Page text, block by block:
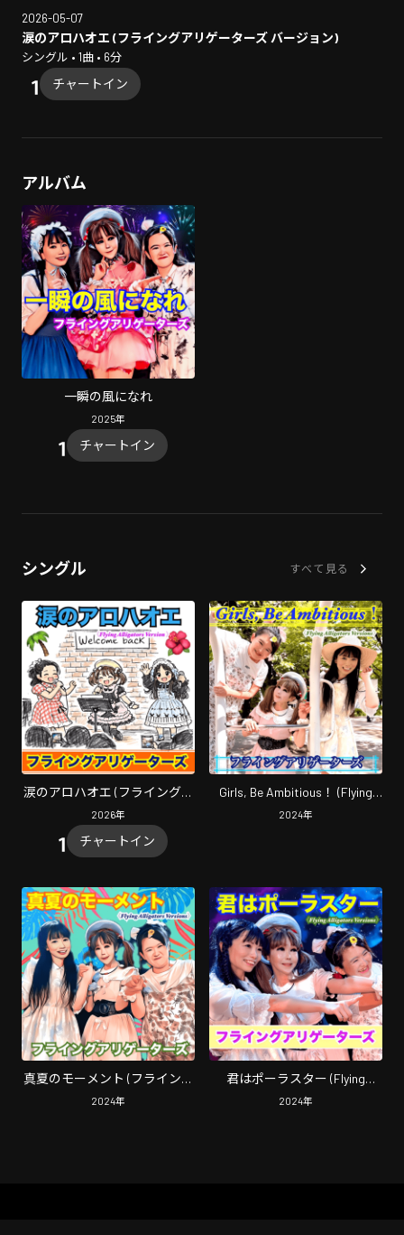
2026-05-07
涙のアロハオエ (フライングアリゲーターズ バージョン)
シングル • 1曲 • 6分
チャートイン
アルバム
一瞬の風になれ
2025年
チャートイン
シングル すべて見る
涙のアロハオエ (フライングア
リゲーターズ バージョン)
2026年
チャートイン
Girls, Be Ambitious！ (Flying
Alligators Version)
2024年
真夏のモーメント (フライング
アリゲーターズ バージョン)
2024年
君はポーラスター (Flying
Alligators Version)
2024年